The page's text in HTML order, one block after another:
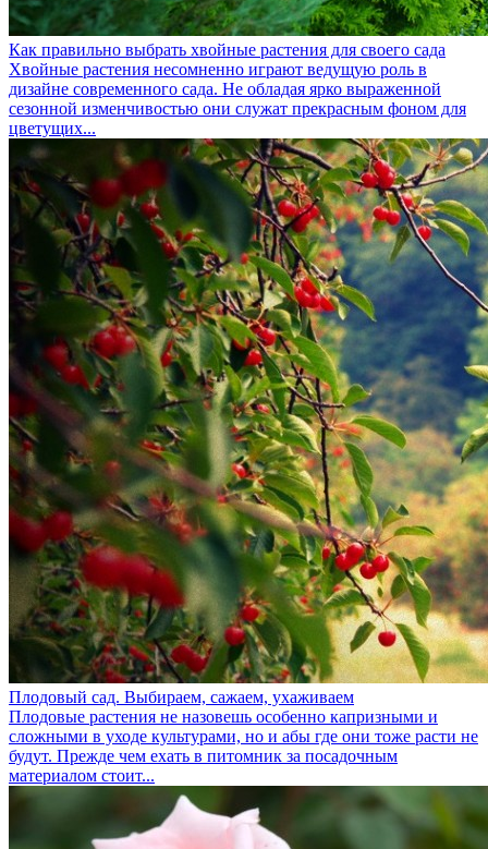
Как правильно выбрать хвойные растения для своего сада
Хвойные растения несомненно играют ведущую роль в
дизайне современного сада. Не обладая ярко выраженной
сезонной изменчивостью они служат прекрасным фоном для
цветущих...
Плодовый сад. Выбираем, сажаем, ухаживаем
Плодовые растения не назовешь особенно капризными и
сложными в уходе культурами, но и абы где они тоже расти не
будут. Прежде чем ехать в питомник за посадочным
материалом стоит...